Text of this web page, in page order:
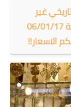
غير
مسبوق لاسعار الذهب اليوم الجمعة 06/01/17
الاسعار!!